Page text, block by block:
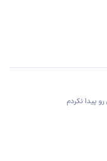
پیدا نکردم